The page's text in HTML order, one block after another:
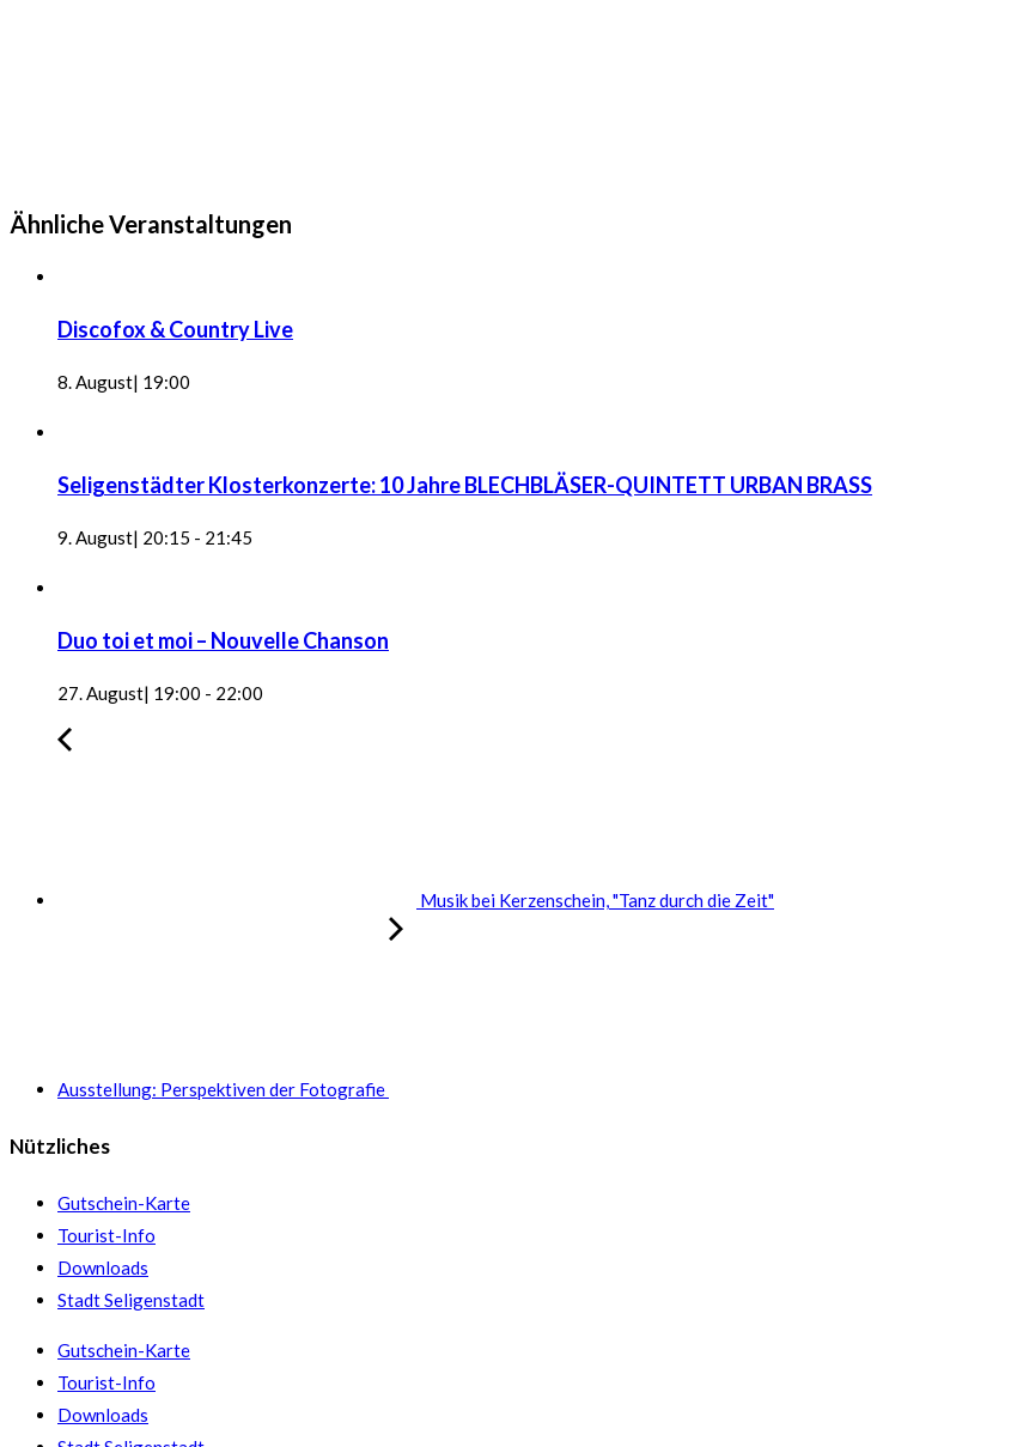
Ähnliche Veranstaltungen
Discofox & Country Live
8. August| 19:00
Seligenstädter Klosterkonzerte: 10 Jahre BLECHBLÄSER-QUINTETT URBAN BRASS
9. August| 20:15 - 21:45
Duo toi et moi – Nouvelle Chanson
27. August| 19:00 - 22:00
Musik bei Kerzenschein, "Tanz durch die Zeit"
Ausstellung: Perspektiven der Fotografie
Nützliches
Gutschein-Karte
Tourist-Info
Downloads
Stadt Seligenstadt
Gutschein-Karte
Tourist-Info
Downloads